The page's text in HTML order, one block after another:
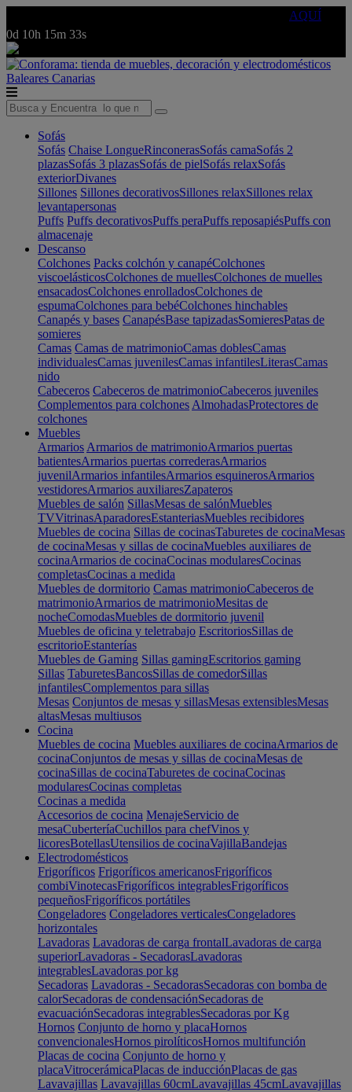
AQUÍ
0d 10h 15m 33s
Baleares Canarias
Sofás
Sofás Chaise LongueRinconerasSofás camaSofás 2
plazasSofás 3 plazasSofás de pielSofás relaxSofás
exteriorDivanes
Sillones Sillones decorativosSillones relaxSillones relax
levantapersonas
Puffs Puffs decorativosPuffs peraPuffs reposapiésPuffs con
almacenaje
Descanso
Colchones Packs colchón y canapéColchones
viscoelásticosColchones de muellesColchones de muelles
ensacadosColchones enrolladosColchones de
espumaColchones para bebéColchones hinchables
Canapés y bases CanapésBase tapizadasSomieresPatas de
somieres
Camas Camas de matrimonioCamas doblesCamas
individualesCamas juvenilesCamas infantilesLiterasCamas
nido
Cabeceros Cabeceros de matrimonioCabeceros juveniles
Complementos para colchones AlmohadasProtectores de
colchones
Muebles
Armarios Armarios de matrimonioArmarios puertas
batientesArmarios puertas correderasArmarios
juvenilArmarios infantilesArmarios esquinerosArmarios
vestidoresArmarios auxiliaresZapateros
Muebles de salón SillasMesas de salónMuebles
TVVitrinasAparadoresEstanteriasMuebles recibidores
Muebles de cocina Sillas de cocinasTaburetes de cocinaMesas
de cocinaMesas y sillas de cocinaMuebles auxiliares de
cocinaArmarios de cocinaCocinas modularesCocinas
completasCocinas a medida
Muebles de dormitorio Camas matrimonioCabeceros de
matrimonioArmarios de matrimonioMesitas de
nocheComodasMuebles de dormitorio juvenil
Muebles de oficina y teletrabajo EscritoriosSillas de
escritorioEstanterías
Muebles de Gaming Sillas gamingEscritorios gaming
Sillas TaburetesBancosSillas de comedorSillas
infantilesComplementos para sillas
Mesas Conjuntos de mesas y sillasMesas extensiblesMesas
altasMesas multiusos
Cocina
Muebles de cocina Muebles auxiliares de cocinaArmarios de
cocinaConjuntos de mesas y sillas de cocinaMesas de
cocinaSillas de cocinaTaburetes de cocinaCocinas
modularesCocinas completas
Cocinas a medida
Accesorios de cocina MenajeServicio de
mesaCuberteríaCuchillos para chefVinos y
licoresBotellasUtensilios de cocinaVajillaBandejas
Electrodomésticos
Frigoríficos Frigoríficos americanosFrigoríficos
combiVinotecasFrigoríficos integrablesFrigoríficos
pequeñosFrigoríficos portátiles
Congeladores Congeladores verticalesCongeladores
horizontales
Lavadoras Lavadoras de carga frontalLavadoras de carga
superiorLavadoras - SecadorasLavadoras
integrablesLavadoras por kg
Secadoras Lavadoras - SecadorasSecadoras con bomba de
calorSecadoras de condensaciónSecadoras de
evacuaciónSecadoras integrablesSecadoras por Kg
Hornos Conjunto de horno y placaHornos
convencionalesHornos pirolíticosHornos multifunción
Placas de cocina Conjunto de horno y
placaVitrocerámicaPlacas de inducciónPlacas de gas
Lavavajillas Lavavajillas 60cmLavavajillas 45cmLavavajillas